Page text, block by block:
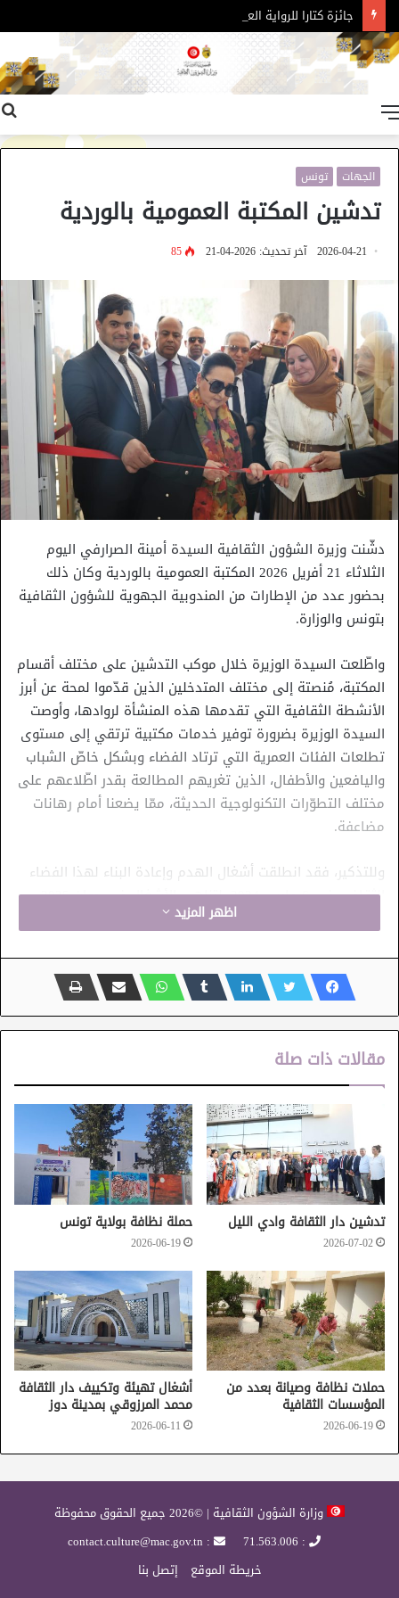
جائزة كتارا للرواية العربية – الدورة 11
الجهات تونس
تدشين المكتبة العمومية بالوردية
2026-04-21 آخر تحديث: 2026-04-21 85
دشّنت وزيرة الشؤون الثقافية السيدة أمينة الصرارفي اليوم
الثلاثاء 21 أفريل 2026 المكتبة العمومية بالوردية وكان ذلك
بحضور عدد من الإطارات من المندوبية الجهوية للشؤون الثقافية
بتونس والوزارة.
واطّلعت السيدة الوزيرة خلال موكب التدشين على مختلف أقسام
المكتبة، مُنصتة إلى مختلف المتدخلين الذين قدّموا لمحة عن أبرز
الأنشطة الثقافية التي تقدمها هذه المنشأة لروادها، وأوصت
السيدة الوزيرة بضرورة توفير خدمات مكتبية ترتقي إلى مستوى
تطلعات الفئات العمرية التي ترتاد الفضاء وبشكل خاصّ الشباب
واليافعين والأطفال، الذين تغريهم المطالعة بقدر اطّلاعهم على
مختلف التطوّرات التكنولوجية الحديثة، ممّا يضعنا أمام رهانات
مضاعفة.
وللتذكير، فقد انطلقت أشغال الهدم وإعادة البناء لهذا الفضاء
الثقافي في 6 مارس 2024، لتناهي الأشغال في جوان 2025،
وتتكون المكتبة من قاعة مطالعة للكهول وقاعة مطالعة
تقدر ب530 متر مربّع من اصل مساحة جملية تناهز 830 مترا مربّعا.
اظهر المزيد
مقالات ذات صلة
تدشين دار الثقافة وادي الليل
2026-07-02
حملة نظافة بولاية تونس
2026-06-19
حملات نظافة وصيانة بعدد من
المؤسسات الثقافية
2026-06-19
أشغال تهيئة وتكييف دار الثقافة
محمد المرزوقي بمدينة دوز
2026-06-11
وزارة الشؤون الثقافية | ©2026 جميع الحقوق محفوظة
: 71.563.006
: contact.culture@mac.gov.tn
خريطة الموقع
إتصل بنا